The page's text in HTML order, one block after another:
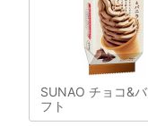
SUNAO チョコ&
フト